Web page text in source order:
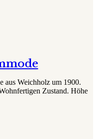
aus Weichholz um 1900.
Zustand. Höhe